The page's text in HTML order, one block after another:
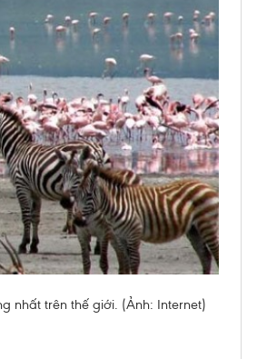
nhất trên thế giới. (Ảnh: Internet)